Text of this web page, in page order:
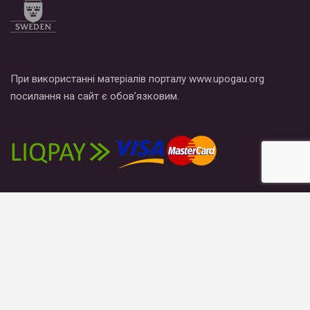
При використанні матеріалів порталу www.upogau.org
посилання на сайт є обов’язковим.